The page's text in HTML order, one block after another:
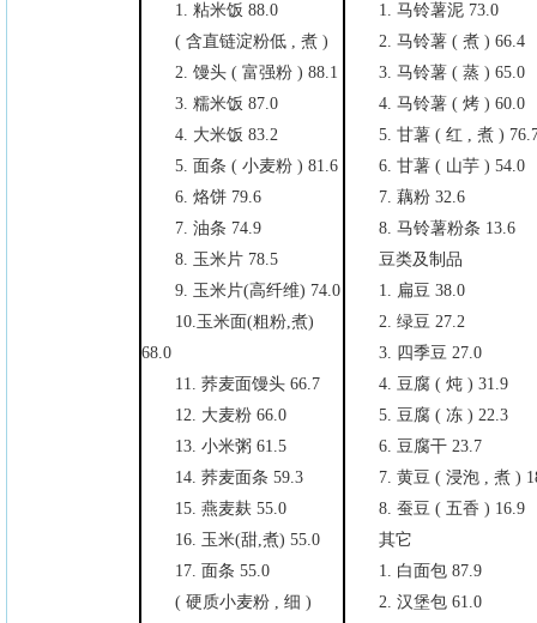
1. 粘米饭 88.0
( 含直链淀粉低 , 煮 )
2. 馒头 ( 富强粉 ) 88.1
3. 糯米饭 87.0
4. 大米饭 83.2
5. 面条 ( 小麦粉 ) 81.6
6. 烙饼 79.6
7. 油条 74.9
8. 玉米片 78.5
9. 玉米片(高纤维) 74.0
10.玉米面(粗粉,煮)
68.0
11. 荞麦面馒头 66.7
12. 大麦粉 66.0
13. 小米粥 61.5
14. 荞麦面条 59.3
15. 燕麦麸 55.0
16. 玉米(甜,煮) 55.0
17. 面条 55.0
( 硬质小麦粉 , 细 )
1. 马铃薯泥 73.0
2. 马铃薯 ( 煮 ) 66.4
3. 马铃薯 ( 蒸 ) 65.0
4. 马铃薯 ( 烤 ) 60.0
5. 甘薯 ( 红 , 煮 )
6. 甘薯 ( 山芋 ) 54.0
7. 藕粉 32.6
8. 马铃薯粉条 13.6
豆类及制品
1. 扁豆 38.0
2. 绿豆 27.2
3. 四季豆 27.0
4. 豆腐 ( 炖 ) 31.9
5. 豆腐 ( 冻 ) 22.3
6. 豆腐干 23.7
7. 黄豆 ( 浸泡 , 煮 )
8. 蚕豆 ( 五香 ) 16.9
其它
1. 白面包 87.9
2. 汉堡包 61.0